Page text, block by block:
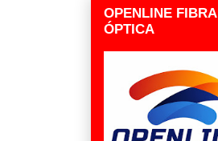
OPENLINE FIBRA
ÓPTICA